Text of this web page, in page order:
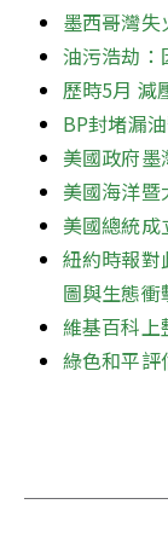
墨西哥灣
油污浩劫：
歷時5月 減
BP封堵漏
美國政府
美國海洋
美國總統
紐約時報對
圖與生態衝
維基百科上
綠色和平評